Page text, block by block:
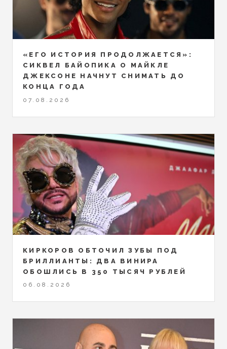
«ЕГО ИСТОРИЯ ПРОДОЛЖАЕТСЯ»:
СИКВЕЛ БАЙОПИКА О МАЙКЛЕ
ДЖЕКСОНЕ НАЧНУТ СНИМАТЬ ДО
КОНЦА ГОДА
07.08.2026
КИРКОРОВ ОБТОЧИЛ ЗУБЫ ПОД
БРИЛЛИАНТЫ: ДВА ВИНИРА
ОБОШЛИСЬ В 350 ТЫСЯЧ РУБЛЕЙ
06.08.2026